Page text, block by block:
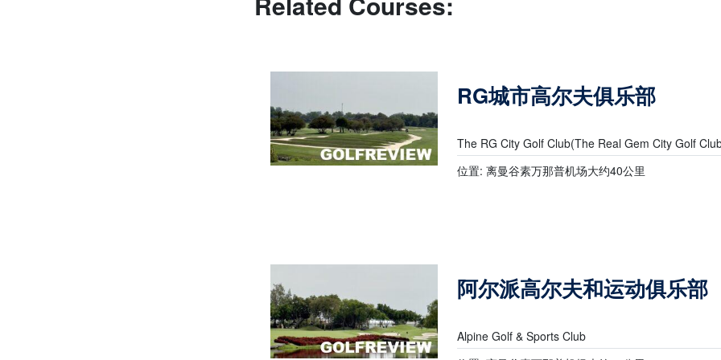
RG城市高尔夫俱乐部
The RG City Golf Club(The Real Gem City Golf
位置: 离曼谷素万那普机场大约40公里
阿尔派高尔夫和运动俱乐部
Alpine Golf & Sports Club